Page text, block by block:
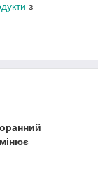
з